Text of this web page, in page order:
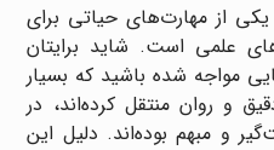
از مهارت‌های حیاتی برای
علمی است. شاید برایتان
مواجه شده باشید که بسیار
و روان منتقل کرده‌اند، در
و مبهم بوده‌اند. دلیل این